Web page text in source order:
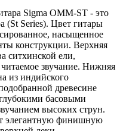
Sigma OMM-ST - это
(St Series). Цвет гитары
насыщенное
конструкции. Верхняя
ситхинской ели,
звучание. Нижняя
из индийского
древесине
басовыми
высоких струн.
элегантную финишную